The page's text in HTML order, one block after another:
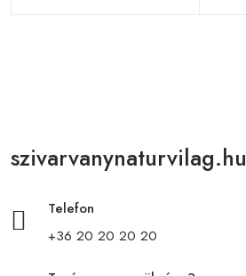
szivarvanynaturvilag.hu
Telefon
+36 20 20 20 20